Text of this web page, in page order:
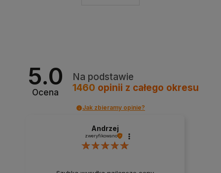
5.0
Ocena
Na podstawie
1460 opinii z całego okresu
Jak zbieramy opinie?
Andrzej
zweryfikowano